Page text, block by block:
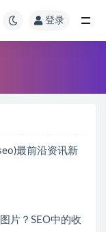
登录
最前沿资讯新
片？SEO中的收